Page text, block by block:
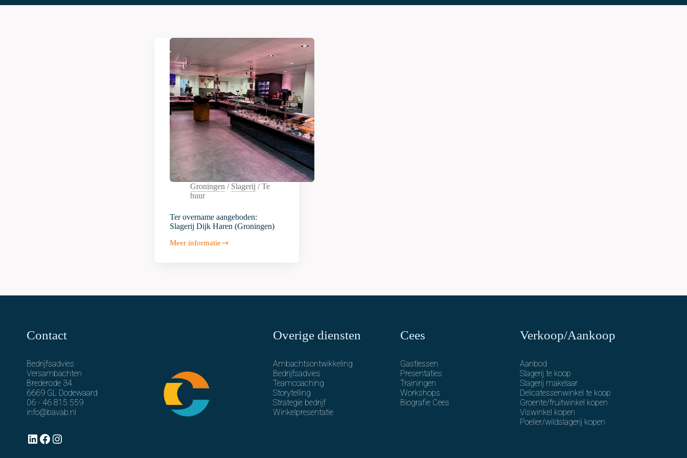
Groningen / Slagerij /Te
huur
Ter overname aangeboden:
Slagerij Dijk Haren (Groningen)
Meer informatie
Ter
Contact
Bedrijfsadvies
Versambachten
Brederode 34
6669 GL Dodewaard
06 - 46 815 559
info@bavab.nl
LinkedIn
Facebook
Instagram
Overige diensten
Ambachtsontwikkeling
Bedrijfsadvies
Teamcoaching
Storytelling
Strategie bedrijf
Winkelpresentatie
Cees
Gastlessen
Presentaties
Trainingen
Workshops
Biografie Cees
Verkoop/Aankoop
Aanbod
Slagerij te koop
Slagerij makelaar
Delicatessenwinkel te koop
Groente/fruitwinkel kopen
Viswinkel kopen
Poelier/wildslagerij kopen